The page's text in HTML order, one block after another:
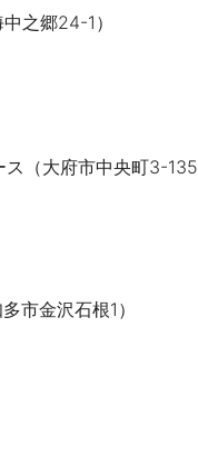
之郷24-1）
（大府市中央町3-135
市金沢石根1 ）